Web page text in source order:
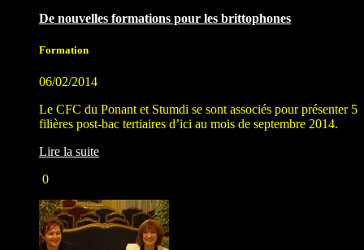
De nouvelles formations pour les brittophones
Formation
06/02/2014
Le CFC du Ponant et Stumdi se sont associés pour présenter 5
filières post-bac tertiaires d’ici au mois de septembre 2014.
Lire la suite
0